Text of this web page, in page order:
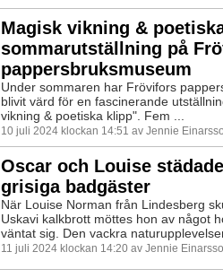
Magisk vikning &
sommarutställning på
pappersbruksmuseum
Under sommaren har Frövifors
blivit värd för en fascinerande
vikning & poetiska klipp". Fem ...
10 juli 2024 klockan 14:51 av Jennie
Oscar och Louise
grisiga badgäster
När Louise Norman från Lindesberg
Uskavi kalkbrott möttes hon av något
väntat sig. Den vackra
11 juli 2024 klockan 14:20 av Jennie